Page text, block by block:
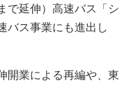
で延伸）高速バス「シ
バス事業にも進出し
開業による再編や、東